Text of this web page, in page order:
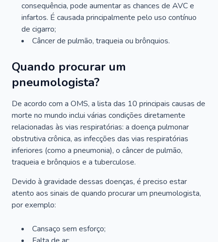
consequência, pode aumentar as chances de AVC e
infartos. É causada principalmente pelo uso contínuo
de cigarro;
Câncer de pulmão, traqueia ou brônquios.
Quando procurar um
pneumologista?
De acordo com a OMS, a lista das 10 principais causas de
morte no mundo inclui várias condições diretamente
relacionadas às vias respiratórias: a doença pulmonar
obstrutiva crônica, as infecções das vias respiratórias
inferiores (como a pneumonia), o câncer de pulmão,
traqueia e brônquios e a tuberculose.
Devido à gravidade dessas doenças, é preciso estar
atento aos sinais de quando procurar um pneumologista,
por exemplo:
Cansaço sem esforço;